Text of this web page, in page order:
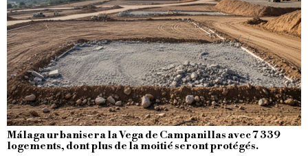
Málaga urbanisera la Vega de Campanillas avec 7 339
logements, dont plus de la moitié seront protégés.